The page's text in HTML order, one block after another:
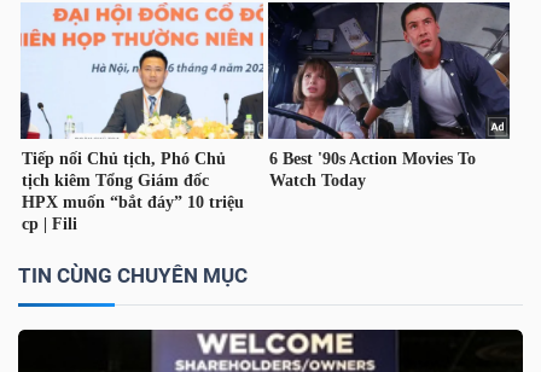
TIN CÙNG CHUYÊN MỤC
NGUYÊN
VẬT
CÔNG
NGHIỆP